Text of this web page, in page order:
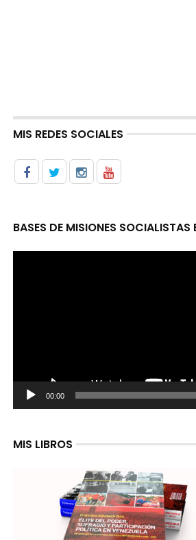
MIS REDES SOCIALES
BASES DE MISIONES SOCIALISTAS
00:00
MIS LIBROS